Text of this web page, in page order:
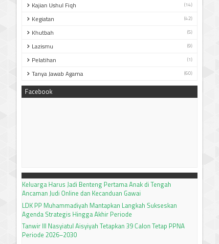
Kajian Ushul Fiqh (14)
Kegiatan (42)
Khutbah (5)
Lazismu (9)
Pelatihan (1)
Tanya Jawab Agama (60)
Facebook
Keluarga Harus Jadi Benteng Pertama Anak di Tengah
Ancaman Judi Online dan Kecanduan Gawai
LDK PP Muhammadiyah Mantapkan Langkah Sukseskan
Agenda Strategis Hingga Akhir Periode
Tanwir III Nasyiatul Aisyiyah Tetapkan 39 Calon Tetap PPNA
Periode 2026–2030